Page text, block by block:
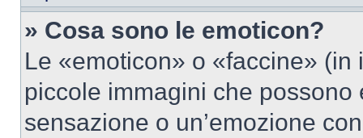
» Cosa sono le emoticon?
Le «emoticon» o «faccine»
piccole immagini che
sensazione o un’emozione